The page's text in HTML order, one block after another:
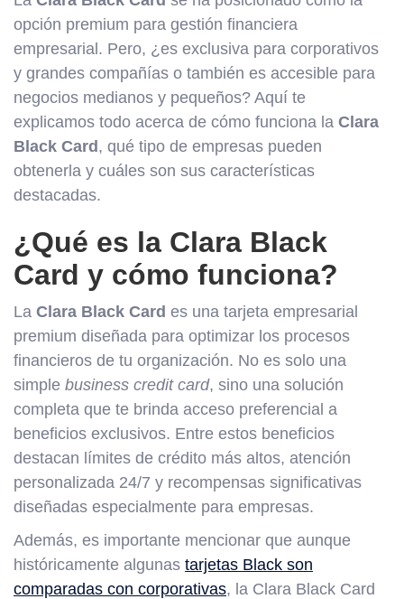
opción premium para gestión financiera
empresarial. Pero, ¿es exclusiva para corporativos
y grandes compañías o también es accesible para
negocios medianos y pequeños? Aquí te
explicamos todo acerca de cómo funciona la Clara
Black Card, qué tipo de empresas pueden
obtenerla y cuáles son sus características
destacadas.
¿Qué es la Clara Black
Card y cómo funciona?
La Clara Black Card es una tarjeta empresarial
premium diseñada para optimizar los procesos
financieros de tu organización. No es solo una
simple business credit card, sino una solución
completa que te brinda acceso preferencial a
beneficios exclusivos. Entre estos beneficios
destacan límites de crédito más altos, atención
personalizada 24/7 y recompensas significativas
diseñadas especialmente para empresas.
Además, es importante mencionar que aunque
históricamente algunas tarjetas Black son
comparadas con corporativas, la Clara Black Card